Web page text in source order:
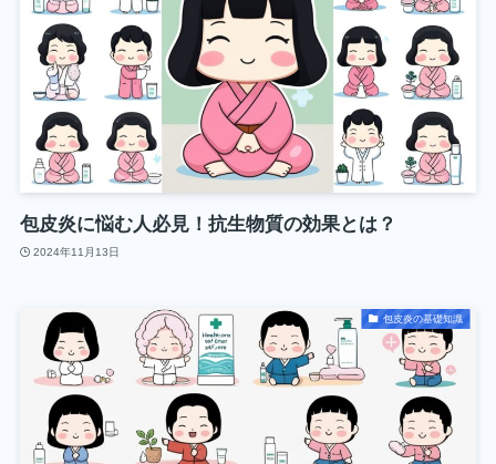
包皮炎に悩む人必見！抗生物質の効果とは？
2024年11月13日
包皮炎の基礎知識